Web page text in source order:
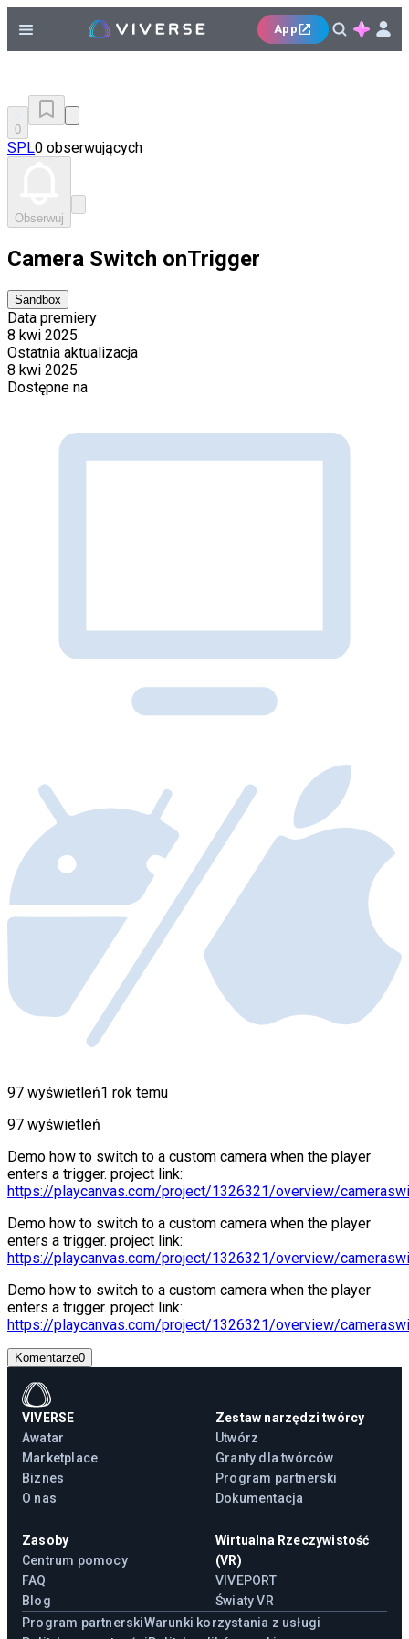
App
0
SPL0 obserwujących
Obserwuj
Camera Switch onTrigger
Sandbox
Data premiery
8 kwi 2025
Ostatnia aktualizacja
8 kwi 2025
Dostępne na
97 wyświetleń1 rok temu
97 wyświetleń
Demo how to switch to a custom camera when the player
enters a trigger. project link:
https://playcanvas.com/project/1326321/overview/
Demo how to switch to a custom camera when the player
enters a trigger. project link:
https://playcanvas.com/project/1326321/overview/
Demo how to switch to a custom camera when the player
enters a trigger. project link:
https://playcanvas.com/project/1326321/overview/
Komentarze0
VIVERSE
Awatar
Marketplace
Biznes
O nas
Zestaw narzędzi twórcy
Utwórz
Granty dla twórców
Program partnerski
Dokumentacja
Zasoby
Centrum pomocy
FAQ
Blog
Wirtualna Rzeczywistość
(VR)
VIVEPORT
Światy VR
Program partnerskiWarunki korzystania z usługi